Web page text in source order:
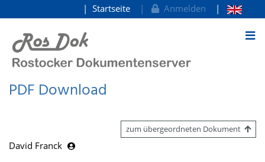
zum Inhalt
Startseite Anmelden
PDF Download
zum übergeordneten Dokument
David Franck